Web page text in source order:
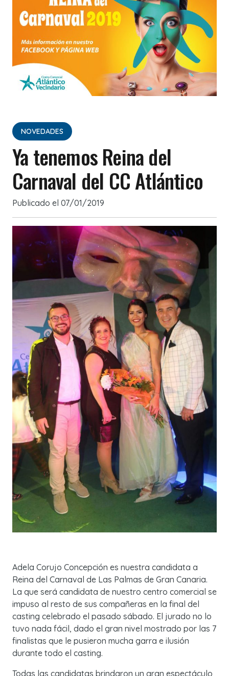
NOVEDADES
Ya tenemos Reina del
Carnaval del CC Atlántico
Publicado el 07/01/2019
Adela Corujo Concepción es nuestra candidata a
Reina del Carnaval de Las Palmas de Gran Canaria.
La que será candidata de nuestro centro comercial se
impuso al resto de sus compañeras en la final del
casting celebrado el pasado sábado. El jurado no lo
tuvo nada fácil, dado el gran nivel mostrado por las 7
finalistas que le pusieron mucha garra e ilusión
durante todo el casting.
Todas las candidatas brindaron un gran espectáculo